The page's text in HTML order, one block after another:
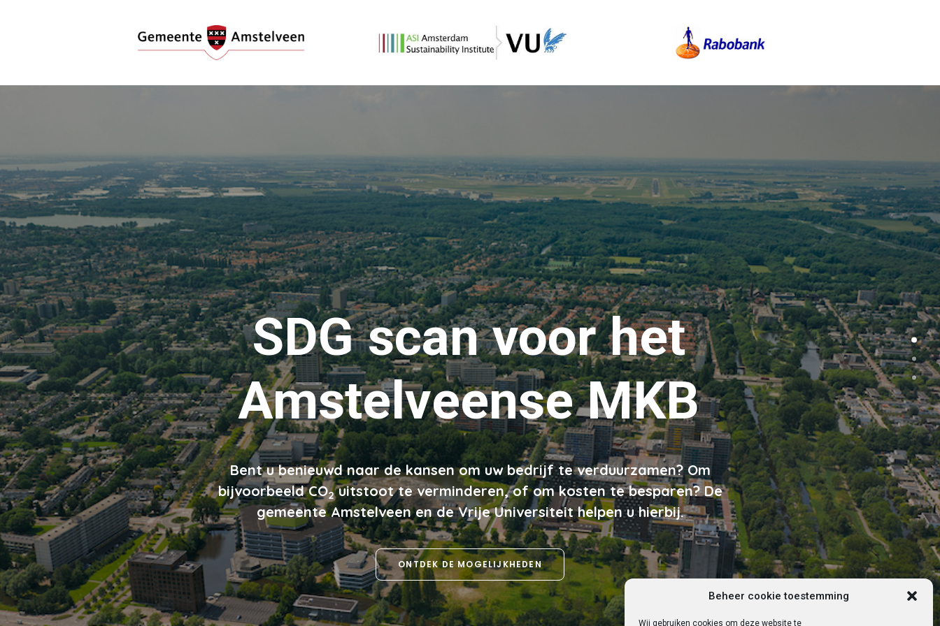
Beheer cookie toestemming
Wij gebruiken cookies om deze website te
SDG scan voor het
Amstelveense MKB
Bent u benieuwd naar de kansen om uw bedrijf te verduurzamen? Om
bijvoorbeeld CO2uitstoot te verminderen, of om kosten te besparen? De
gemeente Amstelveen en de Vrije Universiteit helpen u hierbij.
ONTDEK DE MOGELIJKHEDEN